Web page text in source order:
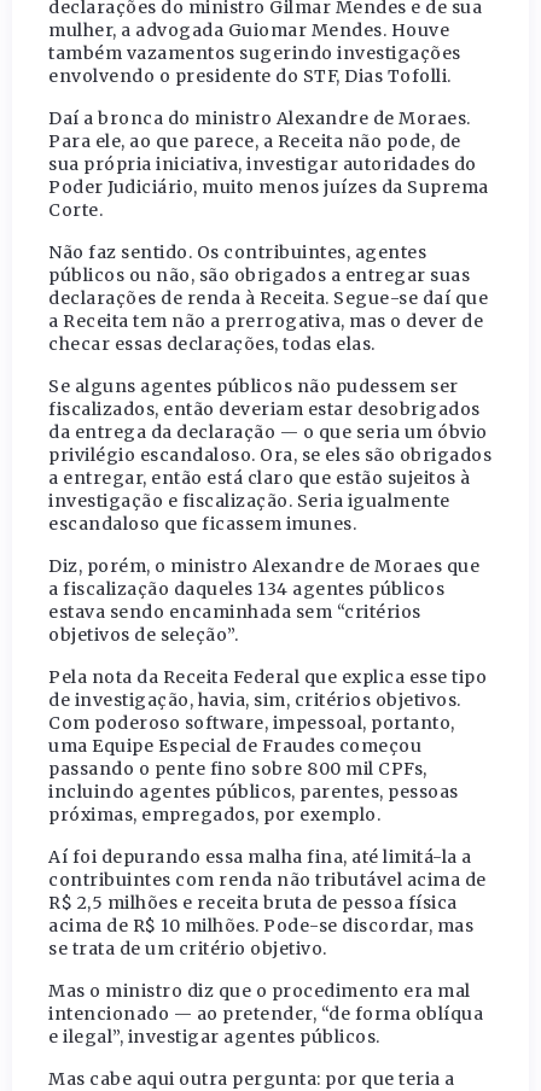
declarações do ministro Gilmar Mendes e de sua
mulher, a advogada Guiomar Mendes. Houve
também vazamentos sugerindo investigações
envolvendo o presidente do STF, Dias Tofolli.
Daí a bronca do ministro Alexandre de Moraes.
Para ele, ao que parece, a Receita não pode, de
sua própria iniciativa, investigar autoridades do
Poder Judiciário, muito menos juízes da Suprema
Corte.
Não faz sentido. Os contribuintes, agentes
públicos ou não, são obrigados a entregar suas
declarações de renda à Receita. Segue-se daí que
a Receita tem não a prerrogativa, mas o dever de
checar essas declarações, todas elas.
Se alguns agentes públicos não pudessem ser
fiscalizados, então deveriam estar desobrigados
da entrega da declaração — o que seria um óbvio
privilégio escandaloso. Ora, se eles são obrigados
a entregar, então está claro que estão sujeitos à
investigação e fiscalização. Seria igualmente
escandaloso que ficassem imunes.
Diz, porém, o ministro Alexandre de Moraes que
a fiscalização daqueles 134 agentes públicos
estava sendo encaminhada sem “critérios
objetivos de seleção”.
Pela nota da Receita Federal que explica esse tipo
de investigação, havia, sim, critérios objetivos.
Com poderoso software, impessoal, portanto,
uma Equipe Especial de Fraudes começou
passando o pente fino sobre 800 mil CPFs,
incluindo agentes públicos, parentes, pessoas
próximas, empregados, por exemplo.
Aí foi depurando essa malha fina, até limitá-la a
contribuintes com renda não tributável acima de
R$ 2,5 milhões e receita bruta de pessoa física
acima de R$ 10 milhões. Pode-se discordar, mas
se trata de um critério objetivo.
Mas o ministro diz que o procedimento era mal
intencionado — ao pretender, “de forma oblíqua
e ilegal”, investigar agentes públicos.
Mas cabe aqui outra pergunta: por que teria a